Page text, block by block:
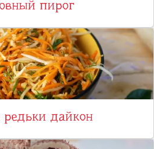
пирог
редьки дайкон